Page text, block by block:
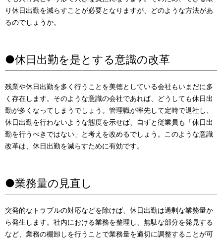
り休日出勤を減らすことが必要となりますが、どのような方法があ
るのでしょうか。
●休日出勤を是とする意識の改革
残業や休日出勤を多く行うことを美徳としている会社もいまだに多
く存在します。そのような意識の会社であれば、どうしても休日出
勤が多くなってしまうでしょう。管理職が率先して定時で退社し、
休日出勤を行わないような態度を示せば、自ずと従業員も「休日出
勤を行うべきではない」と考えを改めるでしょう。このような意識
改革は、休日出勤を減らすために有効です。
●業務量の見直し
突発的なトラブルの対応などを除けば、休日出勤は過剰な業務量か
ら発生します。社内における業務を整理し、無駄な部分を発見する
など、業務の棚卸しを行うことで業務量を適切に調整することが可